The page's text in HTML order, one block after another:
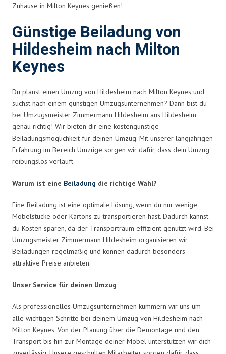
Zuhause in Milton Keynes genießen!
Günstige Beiladung von
Hildesheim nach Milton
Keynes
Du planst einen Umzug von Hildesheim nach Milton Keynes und
suchst nach einem günstigen Umzugsunternehmen? Dann bist du
bei Umzugsmeister Zimmermann Hildesheim aus Hildesheim
genau richtig! Wir bieten dir eine kostengünstige
Beiladungsmöglichkeit für deinen Umzug. Mit unserer langjährigen
Erfahrung im Bereich Umzüge sorgen wir dafür, dass dein Umzug
reibungslos verläuft.
Warum ist eine Beiladung die richtige Wahl?
Eine Beiladung ist eine optimale Lösung, wenn du nur wenige
Möbelstücke oder Kartons zu transportieren hast. Dadurch kannst
du Kosten sparen, da der Transportraum effizient genutzt wird. Bei
Umzugsmeister Zimmermann Hildesheim organisieren wir
Beiladungen regelmäßig und können dadurch besonders
attraktive Preise anbieten.
Unser Service für deinen Umzug
Als professionelles Umzugsunternehmen kümmern wir uns um
alle wichtigen Schritte bei deinem Umzug von Hildesheim nach
Milton Keynes. Von der Planung über die Demontage und den
Transport bis hin zur Montage deiner Möbel unterstützen wir dich